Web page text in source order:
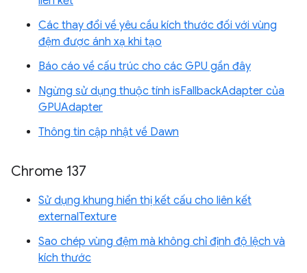
Các thay đổi về yêu cầu kích thước đối với vùng
đệm được ánh xạ khi tạo
Báo cáo về cấu trúc cho các GPU gần đây
Ngừng sử dụng thuộc tính isFallbackAdapter của
GPUAdapter
Thông tin cập nhật về Dawn
Chrome 137
Sử dụng khung hiển thị kết cấu cho liên kết
externalTexture
Sao chép vùng đệm mà không chỉ định độ lệch và
kích thước